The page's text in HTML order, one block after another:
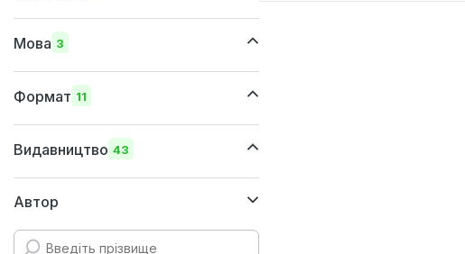
шкіряна
суперобкладинка
тверда
Мова 3
українська
англійська
Формат 11
170х260 мм
170х240 мм
Видавництво 43
Infotropic Media
Автор